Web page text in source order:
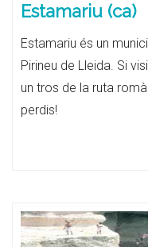
Estamariu (ca)
Estamariu és un
Pirineu de Lleida. Si
un tros de la ruta
perdis!